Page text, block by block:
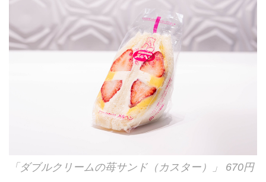
「ダブルクリームの苺サンド（カスター）」 670円